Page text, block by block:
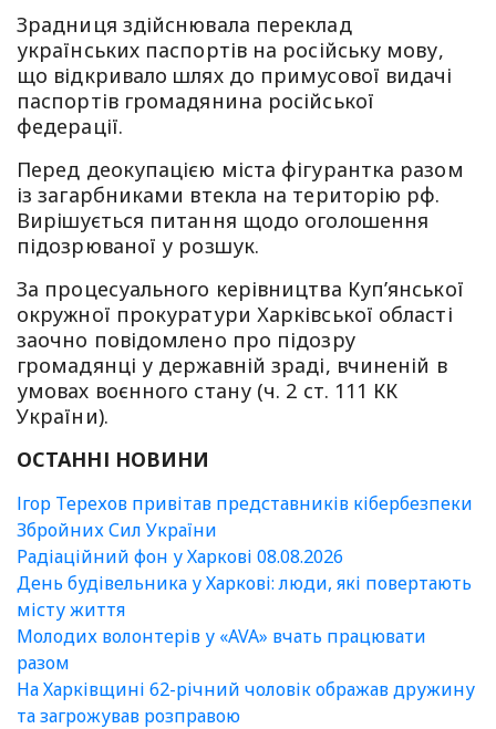
Зрадниця здійснювала переклад
українських паспортів на російську мову,
що відкривало шлях до примусової видачі
паспортів громадянина російської
федерації.
Перед деокупацією міста фігурантка разом
із загарбниками втекла на територію рф.
Вирішується питання щодо оголошення
підозрюваної у розшук.
За процесуального керівництва Купʼянської
окружної прокуратури Харківської області
заочно повідомлено про підозру
громадянці у державній зраді, вчиненій в
умовах воєнного стану (ч. 2 ст. 111 КК
України).
ОСТАННІ НОВИНИ
Ігор Терехов привітав представників кібербезпеки
Збройних Сил України
Радіаційний фон у Харкові 08.08.2026
День будівельника у Харкові: люди, які повертають
місту життя
Молодих волонтерів у «AVA» вчать працювати
разом
На Харківщині 62-річний чоловік ображав дружину
та загрожував розправою